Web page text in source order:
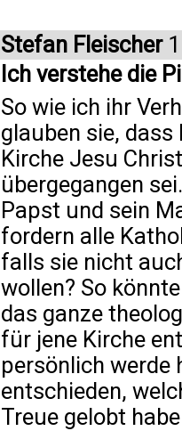
Stefan Fleischer
Ich verstehe die
So wie ich ihr
glauben sie,
Kirche Jesu
übergegangen
Papst und sein
fordern alle
falls sie nicht
wollen? So
das ganze
für jene Kirche
persönlich werde
entschieden,
Treue gelobt